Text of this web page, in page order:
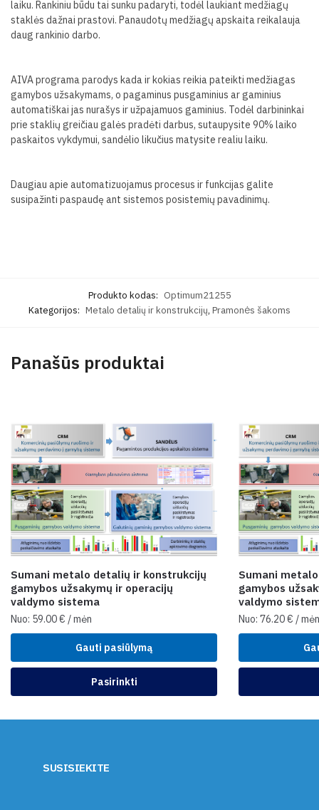
laiku. Rankiniu būdu tai sunku padaryti, todėl laukiant medžiagų
staklės dažnai prastovi. Panaudotų medžiagų apskaita reikalauja
daug rankinio darbo.
AIVA programa parodys kada ir kokias reikia pateikti medžiagas
gamybos užsakymams, o pagaminus pusgaminius ar gaminius
automatiškai jas nurašys ir užpajamuos gaminius. Todėl darbininkai
prie staklių greičiau galės pradėti darbus, sutaupysite 90% laiko
paskaitos vykdymui, sandėlio likučius matysite realiu laiku.
Daugiau apie automatizuojamus procesus ir funkcijas galite
susipažinti paspaudę ant sistemos posistemių pavadinimų.
Produkto kodas: Optimum21255
Kategorijos: Metalo detalių ir konstrukcijų, Pramonės šakoms
Panašūs produktai
Sumani metalo detalių ir konstrukcijų
gamybos užsakymų ir operacijų
valdymo sistema
Nuo: 59.00€ / mėn
Pasirinkti
Gauti pasiūlymą
Sumani
gamybos
valdymo
Nuo: 76.20€ / mėn
SUSISIEKITE